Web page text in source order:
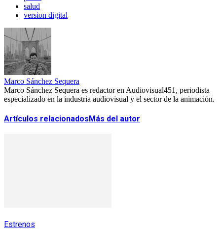
salud
version digital
Marco Sánchez Sequera
Marco Sánchez Sequera es redactor en Audiovisual451, periodista
especializado en la industria audiovisual y el sector de la animación.
Artículos relacionadosMás del autor
Estrenos